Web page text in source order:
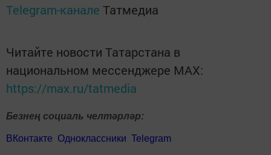
Telegram-канале Татмедиа
Читайте новости Татарстана в
национальном мессенджере MАХ:
https://max.ru/tatmedia
Безнең социаль челтәрләр:
ВКонтакте Одноклассники Telegram